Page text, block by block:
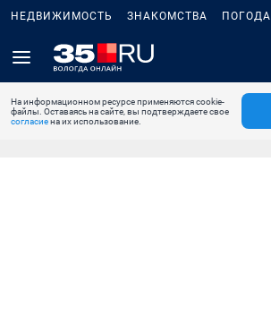
НЕДВИЖИМОСТЬ ЗНАКОМСТВА ПОГОДА
На информационном ресурсе применяются cookie-
файлы. Оставаясь на сайте, вы подтверждаете свое
согласиена их использование.